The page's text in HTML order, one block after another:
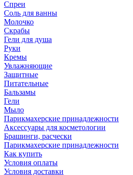
Спреи
Соль для ванны
Молочко
Скрабы
Гели для душа
Руки
Кремы
Увлажняющие
Защитные
Питательные
Бальзамы
Гели
Мыло
Парикмахерские принадлежности
Аксессуары для косметологии
Брашинги, расчески
Парикмахерские принадлежности
Как купить
Условия оплаты
Условия доставки